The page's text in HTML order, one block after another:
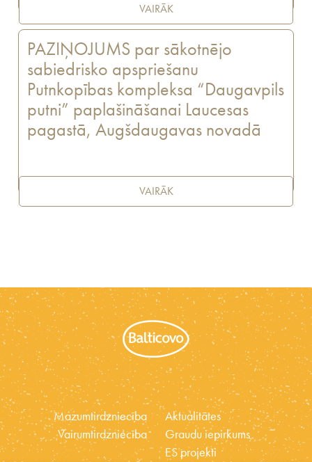
VAIRĀK
PAZIŅOJUMS par sākotnējo
sabiedrisko apspriešanu
Putnkopības kompleksa “Daugavpils
putni” paplašināšanai Laucesas
pagastā, Augšdaugavas novadā
VAIRĀK
Mazumtirdzniecība
Vairumtirdzniecība
Aktualitātes
Graudu iepirkums
ES projekti